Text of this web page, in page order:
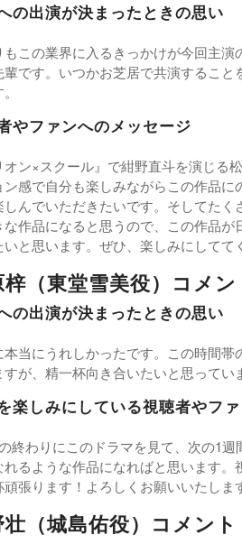
の出演が決まったときの思い
もこの業界に入るきっかけが今回主
輩です。いつかお芝居で共演するこ
やファンへのメッセージ
オン×スクール』で紺野直斗を演じ
ン感で自分も楽しみながらこの作品
しんでいただきたいです。そしてた
な作品になると思うので、この作品
と思います。ぜひ、楽しみにしてて
梓（東堂雪美役）コメン
の出演が決まったときの思い
本当にうれしかったです。この時間
すが、精一杯向き合いたいと思ってい
楽しみにしている視聴者やフ
終わりにこのドラマを見て、次の1
れるような作品になればと思います。
頑張ります！よろしくお願いいたしま
壮（城島佑役）コメント